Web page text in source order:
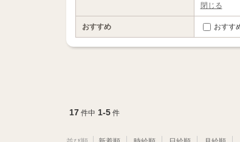
閉じる
おすすめ おすす
17 件中 1-5件